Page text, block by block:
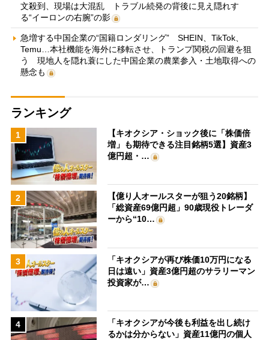
文殺到、現場は大混乱 トラブル続発の背後に見え隠れす
る“イーロンの右腕”の影
急増する中国企業の“国籍ロンダリング” SHEIN、TikTok、
Temu…本社機能を海外に移転させ、トランプ関税の回避を狙
う 現地人を隠れ蓑にした中国企業の農業参入・土地取得への
懸念も
ランキング
1
【キオクシア・ショック後に「株価倍
増」も期待できる注目銘柄5選】資産3
億円超・…
2
【億り人オールスターが狙う20銘柄】
「総資産69億円超」90歳現役トレーダ
ーから“10…
3
「キオクシアが再び株価10万円になる
日は遠い」資産3億円超のサラリーマン
投資家が…
4
「キオクシアが今後も利益を出し続け
るかは分からない」資産11億円の個人